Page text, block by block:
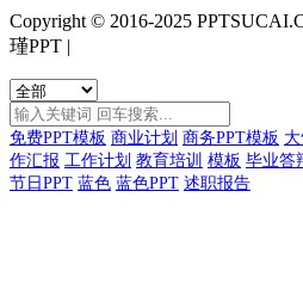
Copyright © 2016-2025
瑾PPT |
免费PPT模板 商业计划 商务PPT模板
作汇报 工作计划 教育培训 模板 毕业答
节日PPT 蓝色 蓝色PPT 述职报告